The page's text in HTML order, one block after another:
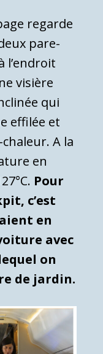
regarde
pare-
l’endroit
visière
qui
effilée et
A la
en
Pour
c’est
en
avec
on
de jardin.